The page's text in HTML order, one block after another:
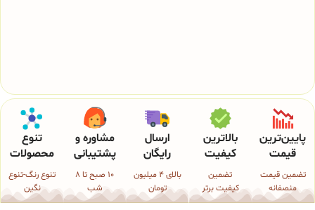
پایین‌ترین
قیمت
تضمین قیمت
منصفانه
بالاترین
کیفیت
تضمین
کیفیت برتر
ارسال
رایگان
بالای 4 میلیون
تومان
مشاوره و
پشتیبانی
10 صبح تا 8
شب
تنوع
محصولات
تنوع رنگ-تنوع
نگین